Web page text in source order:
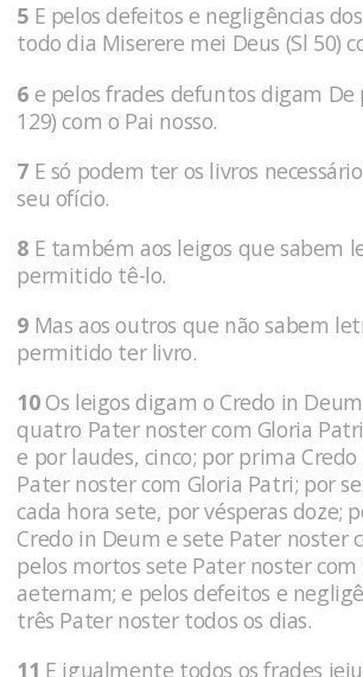
5 E pelos defeitos e negligências
todo dia Miserere mei Deus (Sl 50)
6 e pelos frades defuntos digam De
129) com o Pai nosso.
7 E só podem ter os livros
seu ofício.
8 E também aos leigos que sabem
permitido tê-lo.
9 Mas aos outros que não sabem
permitido ter livro.
10Os leigos digam o Credo in
quatro Pater noster com Gloria
e por laudes, cinco; por prima
Pater noster com Gloria Patri; por
cada hora sete, por vésperas doze;
Credo in Deum e sete Pater noster
pelos mortos sete Pater noster
aeternam; e pelos defeitos e
três Pater noster todos os dias.
11 E igualmente todos os frades